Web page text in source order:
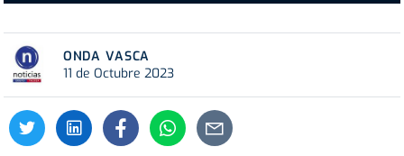
ONDA VASCA
11 de Octubre 2023